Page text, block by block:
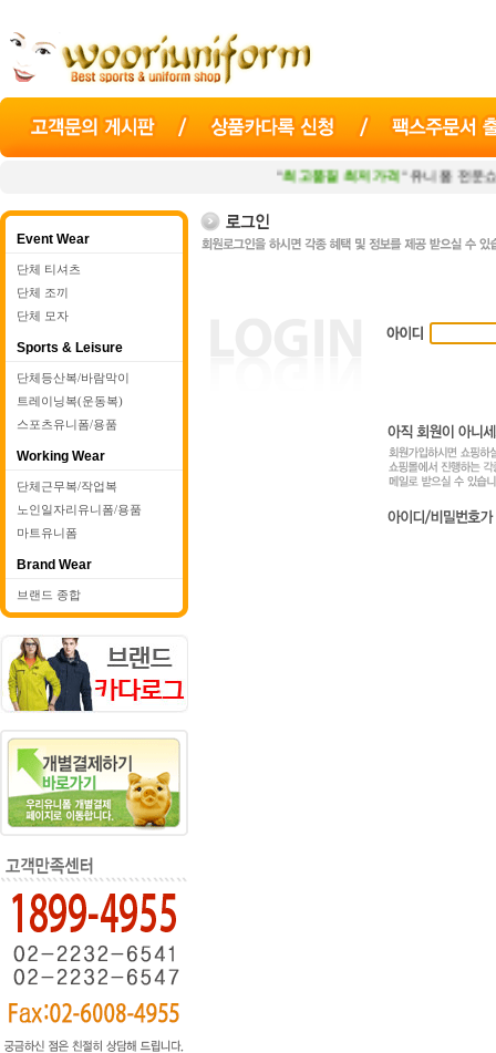
최고품질 최저가격 " 유니폼 전문쇼핑
Event Wear
단체 티셔츠
단체 조끼
단체 모자
Sports & Leisure
단체등산복/바람막이
트레이닝복(운동복)
스포츠유니폼/용품
Working Wear
단체근무복/작업복
노인일자리유니폼/용품
마트유니폼
Brand Wear
브랜드 종합